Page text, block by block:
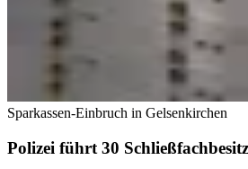
Sparkassen-Einbruch in Gelsenkirchen
Polizei führt 30